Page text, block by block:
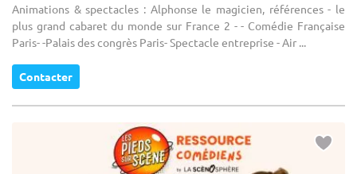
Animations & spectacles : Alphonse le magicien, références - le
plus grand cabaret du monde sur France 2 - - Comédie Française
Paris- -Palais des congrès Paris- Spectacle entreprise - Air ...
Contacter